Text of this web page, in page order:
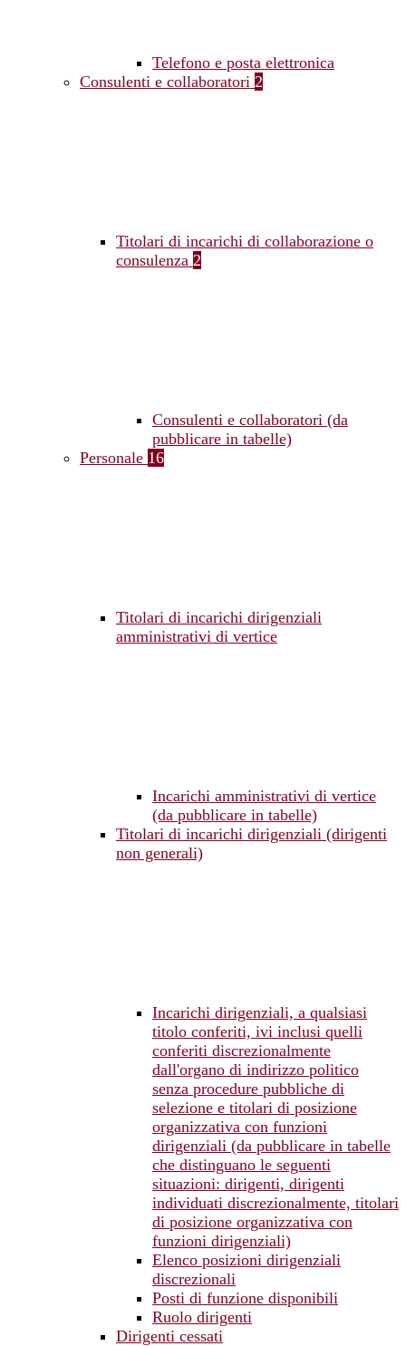
Telefono e posta elettronica
Consulenti e collaboratori 2
Titolari di incarichi di collaborazione o
consulenza 2
Consulenti e collaboratori (da
pubblicare in tabelle)
Personale 16
Titolari di incarichi dirigenziali
amministrativi di vertice
Incarichi amministrativi di vertice
(da pubblicare in tabelle)
Titolari di incarichi dirigenziali (dirigenti
non generali)
Incarichi dirigenziali, a qualsiasi
titolo conferiti, ivi inclusi quelli
conferiti discrezionalmente
dall'organo di indirizzo politico
senza procedure pubbliche di
selezione e titolari di posizione
organizzativa con funzioni
dirigenziali (da pubblicare in tabelle
che distinguano le seguenti
situazioni: dirigenti, dirigenti
individuati discrezionalmente, titolari
di posizione organizzativa con
funzioni dirigenziali)
Elenco posizioni dirigenziali
discrezionali
Posti di funzione disponibili
Ruolo dirigenti
Dirigenti cessati